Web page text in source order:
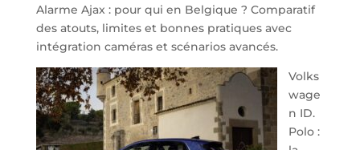
sécurisé
à
l’aéroport
de
Charleroi
Alarme Ajax : pour qui en Belgique ? Comparatif
des atouts, limites et bonnes pratiques avec
intégration caméras et scénarios avancés.
Volks
wage
n ID.
Polo :